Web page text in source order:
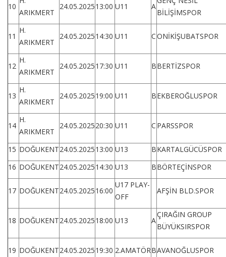
10
ARIKMERT
24.05.202513:00 U11 A
BİLİŞİMSPOR
11
H.
ARIKMERT
24.05.202514:30 U11 CONİKİŞUBATSPOR
12
H.
ARIKMERT
24.05.202517:30 U11 BBERTİZSPOR
13
H.
ARIKMERT
24.05.202519:00 U11 BEKBEROĞLUSPOR
14
H.
ARIKMERT
24.05.202520:30 U11 C PARSSPOR
15 DOĞUKENT24.05.202513:00 U13 BKARTALGÜCÜSPOR
16 DOĞUKENT24.05.202514:30 U13 BBÖRTEÇİNSPOR
17 DOĞUKENT24.05.202516:00
U17 PLAY-
OFF
AFŞİN BLD.SPOR
18 DOĞUKENT24.05.202518:00 U13 A
ÇIRAĞIN GROUP
BÜYÜKSIRSPOR
19 DOĞUKENT24.05.202519:30 2.AMATÖRBAVANOĞLUSPOR